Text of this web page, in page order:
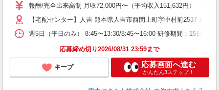
報酬/完全出来高制 月収72,000円〜（平均収入151,632円） 「
【宅配センター】人吉 熊本県人吉市西間上町字中村前2537-1
週5日（平日のみ） 8:45〜13:30/8:45〜16:00 研修期間：15日／日
応募締め切り2026/08/31 23:59まで
キープ 応募画面へ進む
かんたん3ステップ！